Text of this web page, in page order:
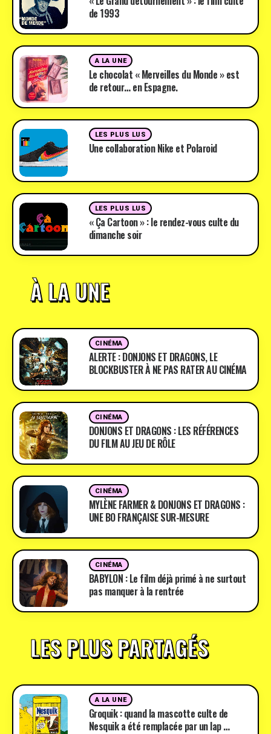
de 1993
A LA UNE
Le chocolat « Merveilles du Monde » est
de retour… en Espagne.
LES PLUS LUS
Une collaboration Nike et Polaroid
LES PLUS LUS
« Ça Cartoon » : le rendez-vous culte du
dimanche soir
À LA UNE
CINÉMA
ALERTE : DONJONS ET DRAGONS, LE
BLOCKBUSTER À NE PAS RATER AU CINÉMA
CINÉMA
DONJONS ET DRAGONS : LES RÉFÉRENCES
DU FILM AU JEU DE RÔLE
CINÉMA
MYLÈNE FARMER & DONJONS ET DRAGONS :
UNE BO FRANÇAISE SUR-MESURE
CINÉMA
BABYLON : Le film déjà primé à ne surtout
pas manquer à la rentrée
LES PLUS PARTAGÉS
A LA UNE
Groquik : quand la mascotte culte de
Nesquik a été remplacée par un lap …